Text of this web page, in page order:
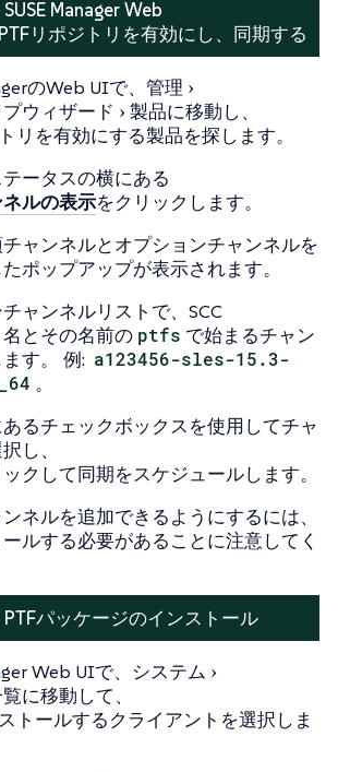
Manager Web
リポジトリを有効にし、同期する
のWeb UIで、 管理
ウィザード
製品に移動し、
リを有効にする製品を探します。
ータスの横にある
ルの表示をクリックします。
ャンネルとオプションチャンネルを
ポップアップが表示されます。
ャンネルリストで、SCC
とその名前の ptfs で始まるチャン
す。 例: a123456-sles-15.3-
。
るチェックボックスを使用してチャ
し、
クして同期をスケジュールします。
ネルを追加できるようにするには、
ルする必要があることに注意してく
パッケージのインストール
Web UIで、 システム
に移動して、
トールするクライアントを選択しま